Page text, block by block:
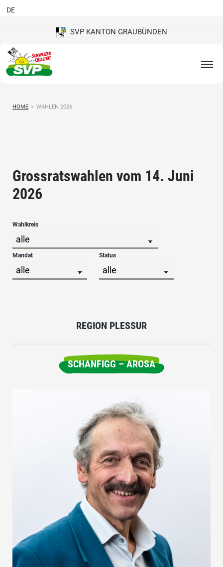
SVP KANTON GRAUBÜNDEN
DE
HOME > WAHLEN 2026
Grossratswahlen vom 14. Juni
2026
Wahlkreis
Mandat Status
REGION PLESSUR
SCHANFIGG – AROSA